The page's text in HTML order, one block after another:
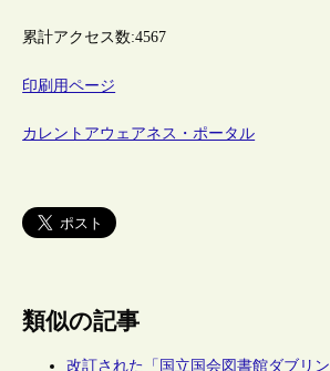
累計アクセス数:4567
印刷用ページ
カレントアウェアネス・ポータル
類似の記事
改訂された「国立国会図書館ダブリン